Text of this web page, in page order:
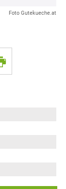
Foto Gutekueche.at